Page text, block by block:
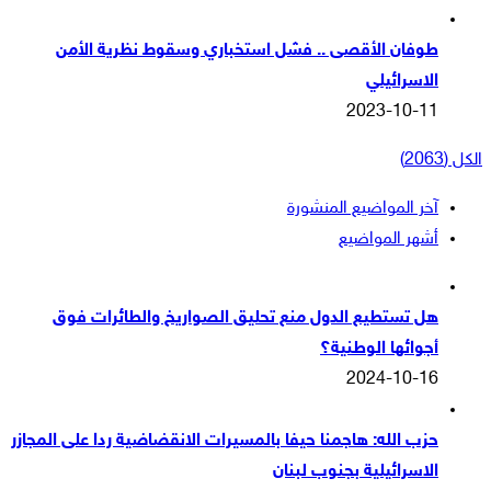
طوفان الأقصى .. فشل استخباري وسقوط نظرية الأمن
الاسرائيلي
2023-10-11
الكل (2063)
آخر المواضيع المنشورة
أشهر المواضيع
هل تستطيع الدول منع تحليق الصواريخ والطائرات فوق
أجوائها الوطنية؟
2024-10-16
حزب الله: هاجمنا حيفا بالمسيرات الانقضاضية ردا على المجازر
الاسرائيلية بجنوب لبنان